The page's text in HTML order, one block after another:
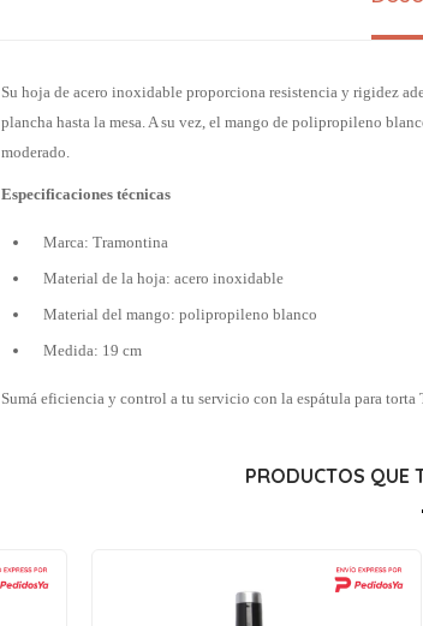
Su hoja de acero inoxidable proporciona resistencia y rigidez
plancha hasta la mesa. A su vez, el mango de polipropileno
moderado.
Especificaciones técnicas
Marca: Tramontina
Material de la hoja: acero inoxidable
Material del mango: polipropileno blanco
Medida: 19 cm
Sumá eficiencia y control a tu servicio con la espátula para
PRODUCTOS QUE